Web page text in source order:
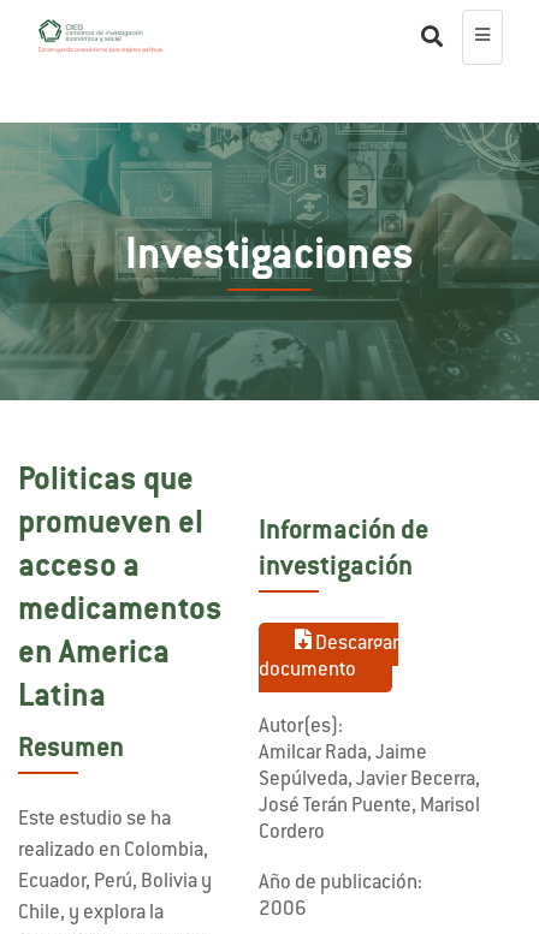
Investigaciones
Politicas que
promueven el
acceso a
medicamentos
en America
Latina
Resumen
Este estudio se ha
realizado en Colombia,
Ecuador, Perú, Bolivia y
Chile, y explora la
Información de
investigación
Descargar
documento
Autor(es):
Amilcar Rada, Jaime
Sepúlveda, Javier Becerra,
José Terán Puente, Marisol
Cordero
Año de publicación:
2006